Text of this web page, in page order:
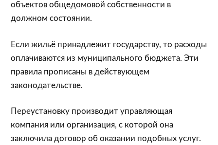
объектов общедомовой собственности в
должном состоянии.
Если жильё принадлежит государству, то расходы
оплачиваются из муниципального бюджета. Эти
правила прописаны в действующем
законодательстве.
Переустановку производит управляющая
компания или организация, с которой она
заключила договор об оказании подобных услуг.